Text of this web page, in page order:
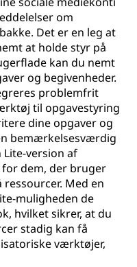
om
Det er en leg at
at holde styr på
kan du nemt
og begivenheder.
problemfrit
til opgavestyring
dine opgaver og
bemærkelsesværdig
version af
dem, der bruger
Med en
muligheden de
hvilket sikrer, at du
stadig kan få
værktøjer,